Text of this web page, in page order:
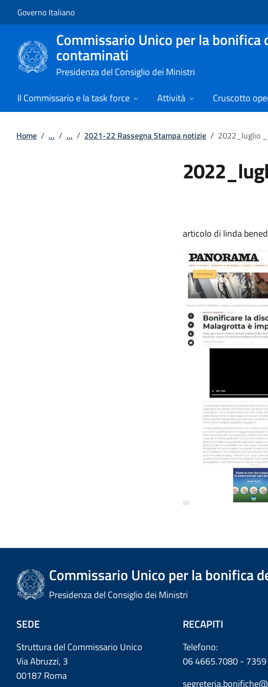
Governo Italiano
Commissario Unico per la bonifica
contaminati
Presidenza del Consiglio dei Ministri
Il Commissario e la task force Attività Cruscotto
Home / ... / ... / 2021-22 Rassegna Stampa notizie / 2022_luglio
articolo di linda
Commissario Unico per la bonifica
Presidenza del Consiglio dei Ministri
SEDE
Struttura del Commissario Unico
Via Abruzzi, 3
00187 Roma
RECAPITI
Telefono:
06 4665.7080 - 7359